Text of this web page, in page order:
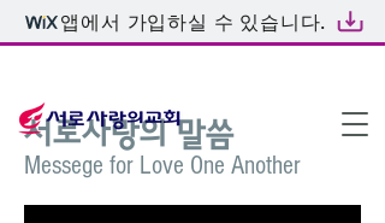
앱에서 가입하실 수 있습니다.
서로사랑의 말씀
Messege for Love One Another